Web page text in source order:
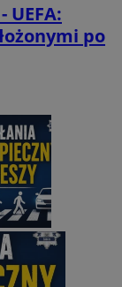
UEFA:
po